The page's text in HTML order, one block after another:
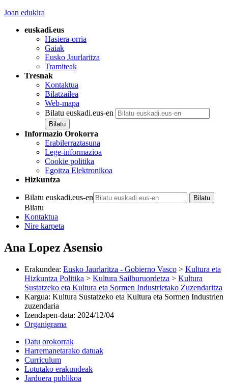
Joan edukira
euskadi.eus
Hasiera-orria
Gaiak
Eusko Jaurlaritza
Tramiteak
Tresnak
Kontaktua
Bilatzailea
Web-mapa
Bilatu euskadi.eus-en
Informazio Orokorra
Erabilerraztasuna
Lege-informazioa
Cookie politika
Egoitza Elektronikoa
Hizkuntza
Bilatu euskadi.eus-en
Bilatu
Kontaktua
Nire karpeta
Ana Lopez Asensio
Erakundea: Eusko Jaurlaritza - Gobierno Vasco > Kultura eta
Hizkuntza Politika > Kultura Sailburuordetza > Kultura
Sustatzeko eta Kultura eta Sormen Industrietako Zuzendaritza
Kargua: Kultura Sustatzeko eta Kultura eta Sormen Industrien
zuzendaria
Izendapen-data: 2024/12/04
Organigrama
Datu orokorrak
Harremanetarako datuak
Curriculum
Lotutako erakundeak
Jarduera publikoa